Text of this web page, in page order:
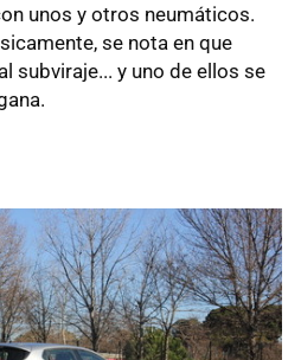
unos y otros neumáticos.
se nota en que
subviraje... y uno de ellos se